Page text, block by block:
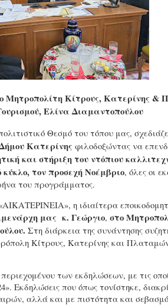
Μητροπολίτη Κίτρους, Κατερίνης &
Ελίνα Διαμαντοπούλου
Θεσμό του τόπου μας,
Κατερίνης φιλοδοξώντας να
και στήριξη του ντόπιου
τον προσεχή Νοέμβριο, όλες οι
του προγράμματος.
η ιδιαίτερα
μας κ. Γεώργιο, στο
Στη διάρκεια της συνάντησης
Κίτρους, Κατερίνης και
των εκδηλώσεων, με τις
Εκδηλώσεις που όπως τονίστηκε,
αλλά και με πιστότητα και